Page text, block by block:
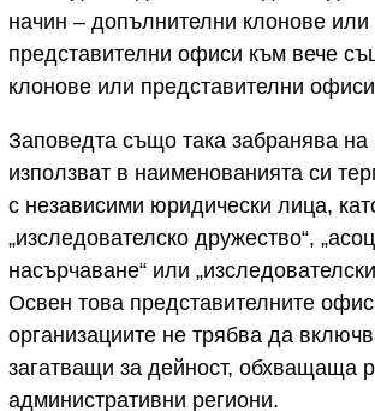
начин – допълнителни клонове или
представителни офиси към вече
клонове или представителни
Заповедта също така забранява на
използват в наименованията си
с независими юридически лица,
„изследователско дружество“,
насърчаване“ или „изследователски
Освен това представителните
организациите не трябва да
загатващи за дейност, обхващаща
административни региони.